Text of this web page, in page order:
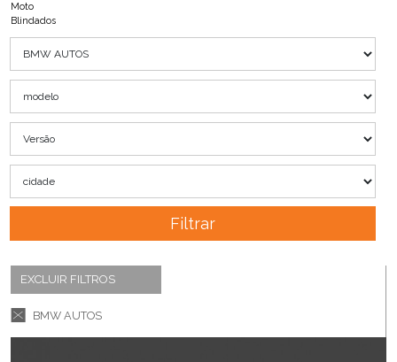
Moto
Blindados
Filtrar
EXCLUIR FILTROS
BMW AUTOS